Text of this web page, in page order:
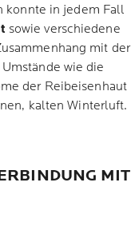
konnte in jedem Fall
sowie verschiedene
mit der
wie die
der Reibeisenhaut
kalten Winterluft.
MIT